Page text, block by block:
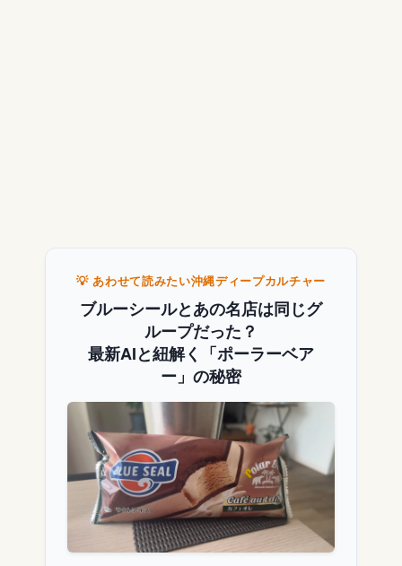
💡 あわせて読みたい沖縄ディープカルチャー
ブルーシールとあの名店は同じグ
ループだった？
最新AIと紐解く「ポーラーベア
ー」の秘密